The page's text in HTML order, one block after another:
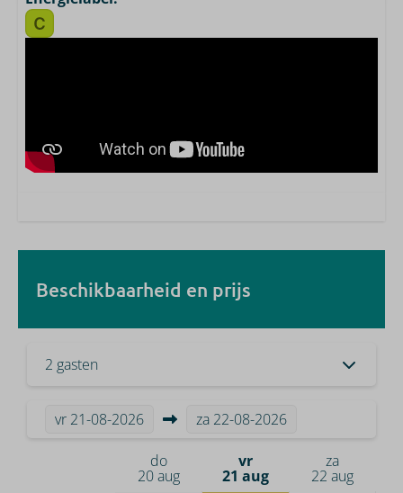
Beschikbaarheid en prijs
2 gasten
vr 21-08-2026 za 22-08-2026
do
20 aug
vr
21 aug
za
22 aug